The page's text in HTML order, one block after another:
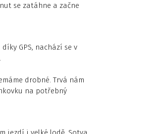
se zatáhne a začne
GPS, nachází se v
drobné. Trvá nám
na potřebný